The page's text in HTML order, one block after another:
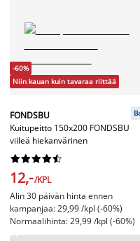
-60%
Niin kauan kuin tavaraa riittää
FONDSBU
Kuitupeitto 150x200 FONDSBU
viileä hiekanvärinen






12,-/KPL
Alin 30 päivän hinta ennen
kampanjaa: 29,99 /kpl (-60%)
Normaalihinta: 29,99 /kpl (-60%)